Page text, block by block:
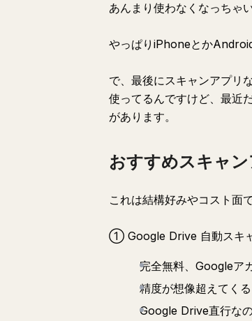
あんまり使わなくなっちゃ
やっぱりiPhoneとか
で、最後にスキャンアプリ
使ってるんですけど、最近
があります。
おすすめスキャン
これは結構好みやコスト面
① Google Drive 自動スキ
完全無料、Googleア
精度が想像超えてく
Google Drive直行な